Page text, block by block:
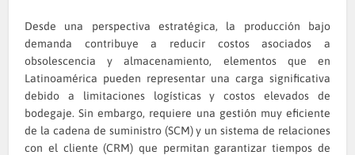
Desde una perspectiva estratégica, la producción bajo
demanda contribuye a reducir costos asociados a
obsolescencia y almacenamiento, elementos que en
Latinoamérica pueden representar una carga significativa
debido a limitaciones logísticas y costos elevados de
bodegaje. Sin embargo, requiere una gestión muy eficiente
de la cadena de suministro (SCM) y un sistema de relaciones
con el cliente (CRM) que permitan garantizar tiempos de